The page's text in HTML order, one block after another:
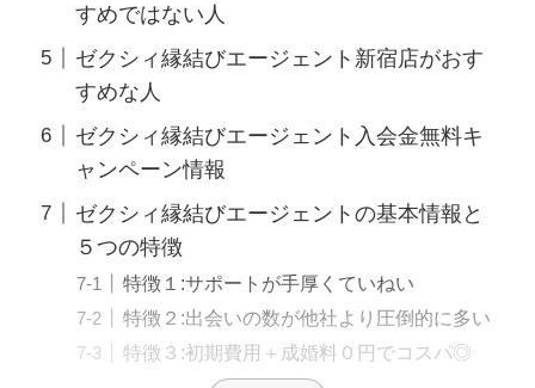
すめではない人
ゼクシィ縁結びエージェント新宿店がおす
すめな人
ゼクシィ縁結びエージェント入会金無料キ
ャンペーン情報
ゼクシィ縁結びエージェントの基本情報と
５つの特徴
特徴１:サポートが手厚くていねい
特徴２:出会いの数が他社より圧倒的に多い
特徴３:初期費用＋成婚料０円でコスパ◎